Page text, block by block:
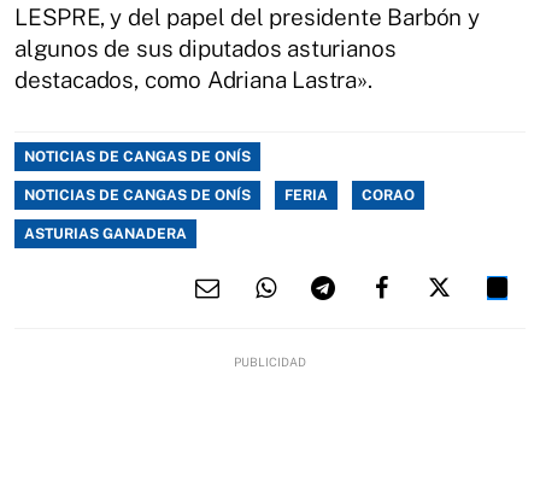
LESPRE, y del papel del presidente Barbón y
algunos de sus diputados asturianos
destacados, como Adriana Lastra».
NOTICIAS DE CANGAS DE ONÍS
NOTICIAS DE CANGAS DE ONÍS FERIA CORAO
ASTURIAS GANADERA